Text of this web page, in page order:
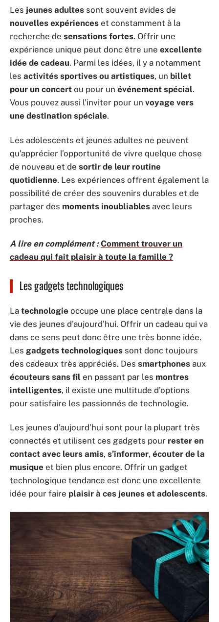
Les jeunes adultes sont souvent avides de
nouvelles expériences et constamment à la
recherche de sensations fortes. Offrir une
expérience unique peut donc être une excellente
idée de cadeau. Parmi les idées, il y a notamment
les activités sportives ou artistiques, un billet
pour un concert ou pour un événement spécial.
Vous pouvez aussi l’inviter pour un voyage vers
une destination spéciale.
Les adolescents et jeunes adultes ne peuvent
qu’apprécier l’opportunité de vivre quelque chose
de nouveau et de sortir de leur routine
quotidienne. Les expériences offrent également la
possibilité de créer des souvenirs durables et de
partager des moments inoubliables avec leurs
proches.
A lire en complément : Comment trouver un
cadeau qui fait plaisir à toute la famille ?
Les gadgets technologiques
La technologie occupe une place centrale dans la
vie des jeunes d’aujourd’hui. Offrir un cadeau qui va
dans ce sens peut donc être une très bonne idée.
Les gadgets technologiques sont donc toujours
des cadeaux très appréciés. Des smartphones aux
écouteurs sans fil en passant par les montres
intelligentes, il existe une multitude d’options
pour satisfaire les passionnés de technologie.
Les jeunes d’aujourd’hui sont pour la plupart très
connectés et utilisent ces gadgets pour rester en
contact avec leurs amis, s’informer, écouter de la
musique et bien plus encore. Offrir un gadget
technologique tendance est donc une excellente
idée pour faire plaisir à ces jeunes et adolescents.